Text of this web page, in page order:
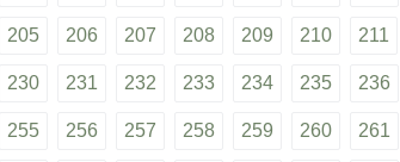
205 206 207 208 209 210 211
230 231 232 233 234 235 236
255 256 257 258 259 260 261